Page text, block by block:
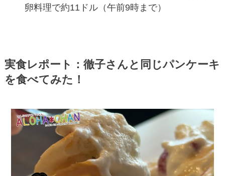
卵料理で約11ドル（午前9時まで）
実食レポート：徹子さんと同じパンケーキ
を食べてみた！